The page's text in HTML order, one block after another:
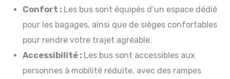
Confort : Les bus sont équipés d’un espace dédié
pour les bagages, ainsi que de sièges confortables
pour rendre votre trajet agréable.
Accessibilité : Les bus sont accessibles aux
personnes à mobilité réduite, avec des rampes